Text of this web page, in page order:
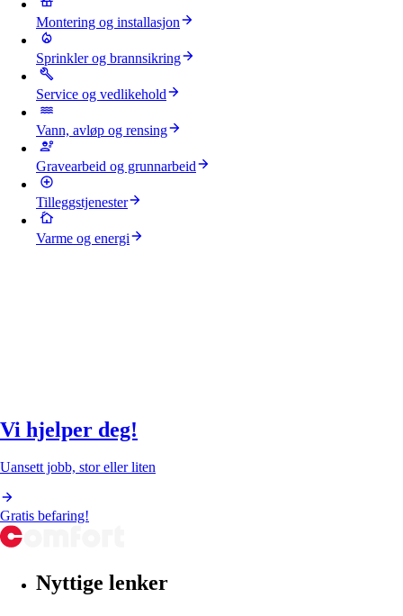
Montering og installasjon
Sprinkler og brannsikring
Service og vedlikehold
Vann, avløp og rensing
Gravearbeid og grunnarbeid
Tilleggstjenester
Varme og energi
Vi hjelper deg!
Uansett jobb, stor eller liten
Gratis befaring!
Nyttige lenker